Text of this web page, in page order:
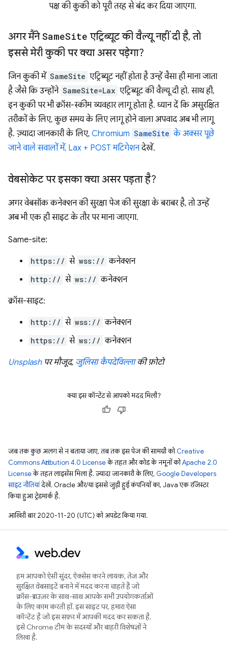
पक्ष की कुकी को पूरी तरह से बंद कर दिया जाएगा.
अगर मैंनेSameSite एट्रिब्यूट की वैल्यू नहीं दी है, तो
इससे मेरी कुकी पर क्या असर पड़ेगा?
जिन कुकी में SameSite एट्रिब्यूट नहीं होता है उन्हें वैसा ही माना जाता
है जैसे कि उन्होंने SameSite=Lax एट्रिब्यूट की वैल्यू दी हो. साथ ही,
इन कुकी पर भी क्रॉस-स्कीम व्यवहार लागू होता है. ध्यान दें कि असुरक्षित
तरीकों के लिए, कुछ समय के लिए लागू होने वाला अपवाद अब भी लागू
है. ज़्यादा जानकारी के लिए, Chromium SameSite के अक्सर पूछे
जाने वाले सवालों में, Lax + POST मटिगेशनदेखें.
वेबसोकेट पर इसका क्या असर पड़ता है?
अगर वेबसॉक कनेक्शन की सुरक्षा पेज की सुरक्षा के बराबर है, तो उन्हें
अब भी एक ही साइट के तौर पर माना जाएगा.
Same-site:
https:// से wss:// कनेक्शन
http:// से ws:// कनेक्शन
क्रॉस-साइट:
http:// से wss:// कनेक्शन
https:// से ws:// कनेक्शन
Unsplashपर मौजूद, जुलिसा कैपदेविल्लाकी फ़ोटो
क्या इस कॉन्टेंट से आपको मदद मिली?
जब तक कुछ अलग से न बताया जाए, तब तक इस पेज की सामग्री कोCreative
Commons Attribution 4.0 Licenseके तहत और कोड के नमूनों कोApache 2.0
Licenseके तहत लाइसेंस मिला है. ज़्यादा जानकारी के लिए, Google Developers
साइट नीतियांदेखें. Oracle और/या इससे जुड़ी हुई कंपनियों का, Java एक रजिस्टर
किया हुआ ट्रेडमार्क है.
आखिरी बार 2020-11-20 (UTC) को अपडेट किया गया.
हम आपको ऐसी सुंदर, ऐक्सेस करने लायक, तेज़ और
सुरक्षित वेबसाइटें बनाने में मदद करना चाहते हैं जो
क्रॉस-ब्राउज़र के साथ-साथ आपके सभी उपयोगकर्ताओं
के लिए काम करती हों. इस साइट पर, हमारा ऐसा
कॉन्टेंट है जो इस सफ़र में आपकी मदद कर सकता है.
इसे Chrome टीम के सदस्यों और बाहरी विशेषज्ञों ने
लिखा है.